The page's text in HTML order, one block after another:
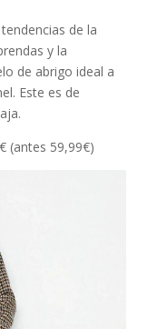
de la
y la
de abrigo ideal a
Este es de
(antes 59,99€)